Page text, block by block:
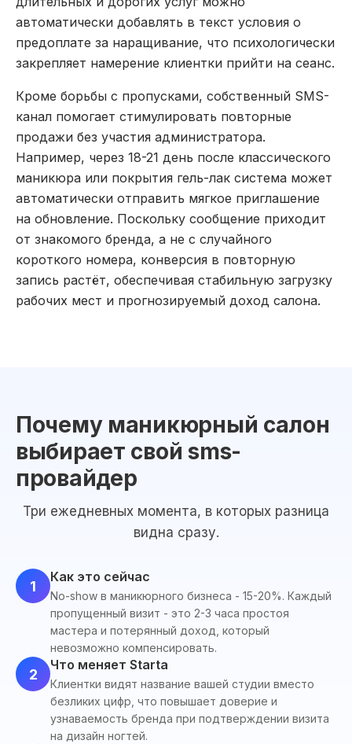
автоматически добавлять в текст условия о
предоплате за наращивание, что психологически
закрепляет намерение клиентки прийти на сеанс.
Кроме борьбы с пропусками, собственный SMS-
канал помогает стимулировать повторные
продажи без участия администратора.
Например, через 18-21 день после классического
маникюра или покрытия гель-лак система может
автоматически отправить мягкое приглашение
на обновление. Поскольку сообщение приходит
от знакомого бренда, а не с случайного
короткого номера, конверсия в повторную
запись растёт, обеспечивая стабильную загрузку
рабочих мест и прогнозируемый доход салона.
Почему маникюрный салон
выбирает свой sms-
провайдер
Три ежедневных момента, в которых разница
видна сразу.
1
Как это сейчас
No-show в маникюрного бизнеса - 15-20%. Каждый
пропущенный визит - это 2-3 часа простоя
мастера и потерянный доход, который
невозможно компенсировать.
2
Что меняет Starta
Клиентки видят название вашей студии вместо
безликих цифр, что повышает доверие и
узнаваемость бренда при подтверждении визита
на дизайн ногтей.